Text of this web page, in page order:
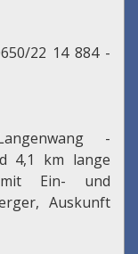
22 14 884 -
-
4,1 km lange
mit Ein- und
Auskunft